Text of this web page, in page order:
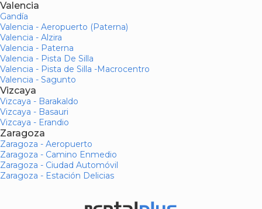
Valencia
Gandía
Valencia - Aeropuerto (Paterna)
Valencia - Alzira
Valencia - Paterna
Valencia - Pista De Silla
Valencia - Pista de Silla -Macrocentro
Valencia - Sagunto
Vizcaya
Vizcaya - Barakaldo
Vizcaya - Basauri
Vizcaya - Erandio
Zaragoza
Zaragoza - Aeropuerto
Zaragoza - Camino Enmedio
Zaragoza - Ciudad Automóvil
Zaragoza - Estación Delicias